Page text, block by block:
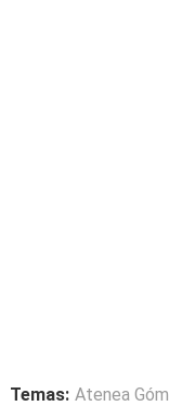
Temas: Atenea